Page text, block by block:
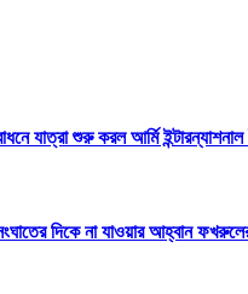
যাত্রা শুরু করল আর্মি
দিকে না যাওয়ার আহ্বান